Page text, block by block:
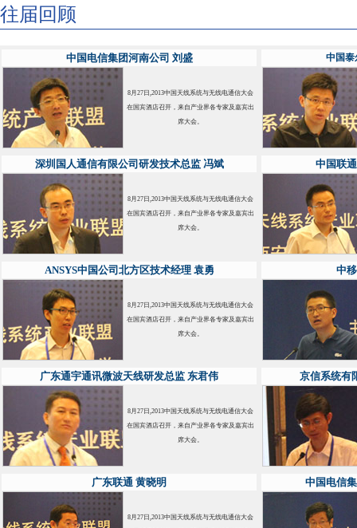
往届回顾
中国电信集团河南公司 刘盛
8月27日,2013中国天线系统与无线电通信大会
在国宾酒店召开，来自产业界各专家及嘉宾出
席大会。
中国泰
深圳国人通信有限公司研发技术总监 冯斌
8月27日,2013中国天线系统与无线电通信大会
在国宾酒店召开，来自产业界各专家及嘉宾出
席大会。
中国联
ANSYS中国公司北方区技术经理 袁勇
8月27日,2013中国天线系统与无线电通信大会
在国宾酒店召开，来自产业界各专家及嘉宾出
席大会。
中
广东通宇通讯微波天线研发总监 东君伟
8月27日,2013中国天线系统与无线电通信大会
在国宾酒店召开，来自产业界各专家及嘉宾出
席大会。
京信系统有
广东联通 黄晓明
8月27日,2013中国天线系统与无线电通信大会
中国电信